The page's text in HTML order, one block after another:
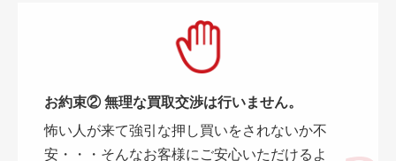
お約束② 無理な買取交渉は行いません。
怖い人が来て強引な押し買いをされないか不
安・・・そんなお客様にご安心いただけるよ